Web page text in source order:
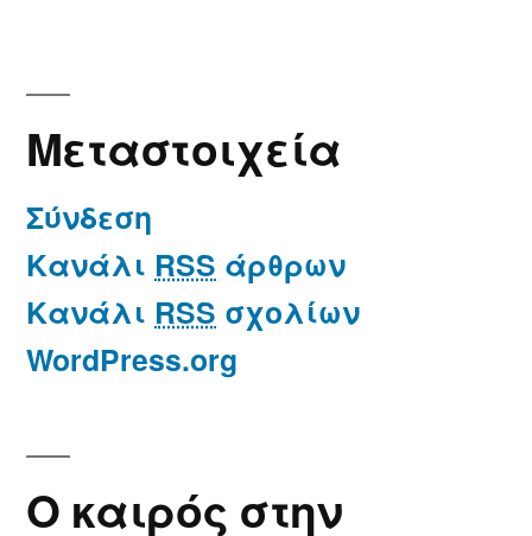
Μεταστοιχεία
Σύνδεση
Κανάλι RSS άρθρων
Κανάλι RSS σχολίων
WordPress.org
Ο καιρός στην